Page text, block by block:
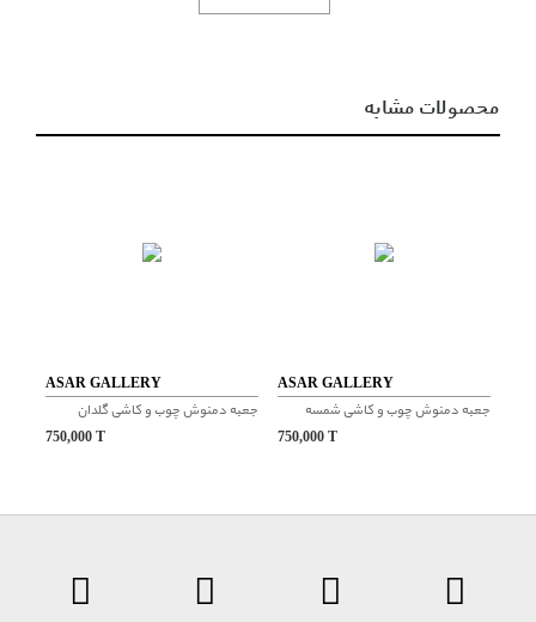
طول 20 سانتی متر
محصولات مشابه
ASAR GALLERY
جعبه دمنوش چوب و کاشی گلدان
750,000 T
ASAR GALLERY
جعبه دمنوش چوب و کاشی شمسه
750,000 T